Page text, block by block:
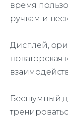
время
ручкам и
Дисплей,
Бесшумный